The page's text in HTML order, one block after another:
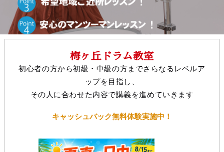
梅ヶ丘ドラム教室
初心者の方から初級・中級の方までさらなるレベルア
ップを目指し、
その人に合わせた内容で講義を進めていきます
キャッシュバック無料体験実施中！